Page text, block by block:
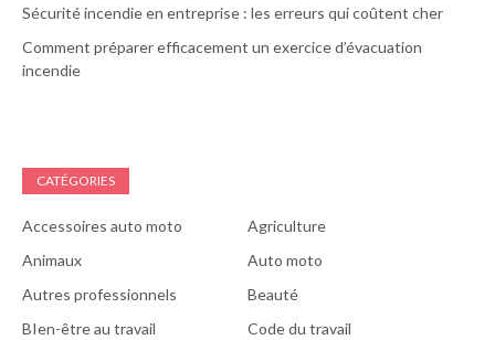
Sécurité incendie en entreprise : les erreurs qui coûtent cher
Comment préparer efficacement un exercice d’évacuation
incendie
CATÉGORIES
Accessoires auto moto
Agriculture
Animaux
Auto moto
Autres professionnels
Beauté
BIen-être au travail
Code du travail